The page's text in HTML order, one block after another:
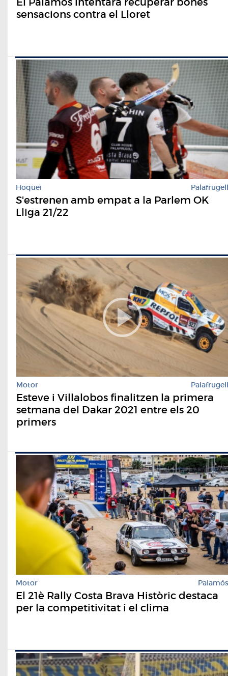
sensacions contra el Lloret
Hoquei Palafrugell
S'estrenen amb empat a la Parlem OK
Lliga 21/22
Motor Palafrugell
Esteve i Villalobos finalitzen la primera
setmana del Dakar 2021 entre els 20
primers
Motor Palamós
El 21è Rally Costa Brava Històric destaca
per la competitivitat i el clima